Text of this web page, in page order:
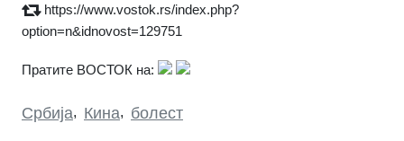
https://www.vostok.rs/index.php?
option=n&idnovost=129751
Пратите ВОСТОК на:
Србија, Кина, болест